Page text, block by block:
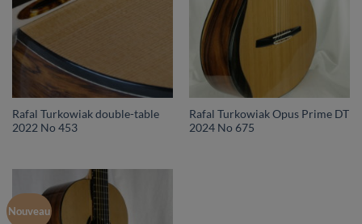
Rafal Turkowiak double-table
2022 No 453
Rafal Turkowiak Opus Prime DT
2024 No 675
Nouveau